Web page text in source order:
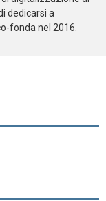
dedicarsi a
fonda nel 2016.